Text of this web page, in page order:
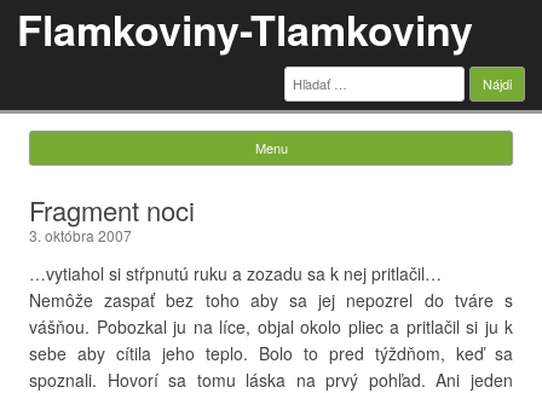
Flamkoviny-Tlamkoviny
Hľadať:
Menu
Fragment noci
3. októbra 2007
…vytiahol si stŕpnutú ruku a zozadu sa k nej pritlačil…
Nemôže zaspať bez toho aby sa jej nepozrel do tváre s
vášňou. Pobozkal ju na líce, objal okolo pliec a pritlačil si ju k
sebe aby cítila jeho teplo. Bolo to pred týždňom, keď sa
spoznali. Hovorí sa tomu láska na prvý pohľad. Ani jeden